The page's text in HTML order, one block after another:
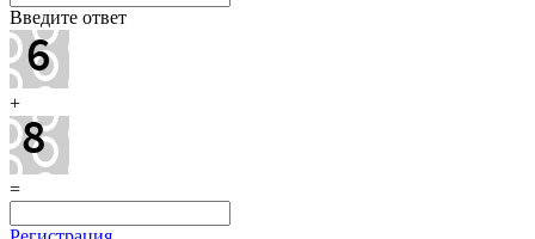
Введите ответ
+
=